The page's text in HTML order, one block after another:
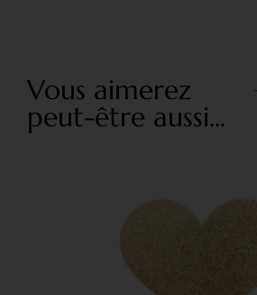
Vous aimerez
peut-être aussi...